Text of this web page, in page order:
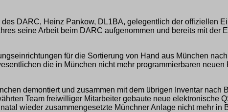
DARC, Heinz Pankow, DL1BA, gelegentlich der offiziellen
seine Arbeit beim DARC aufgenommen und bereits mit der
für die Sortierung von Hand aus München
die in München nicht mehr programmierbaren
demontiert und zusammen mit dem übrigen Inventar nach
Team freiwilliger Mitarbeiter gebaute neue elektronische
wieder zusammengesetzte Münchner Anlage nicht mehr in